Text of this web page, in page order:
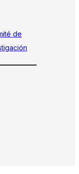
de